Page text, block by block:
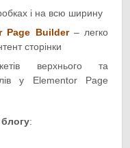
і на всю ширину
Page Builder– легко
сторінки
верхнього та
у Elementor Page
: